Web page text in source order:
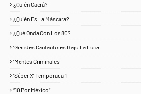
¿Quién Caerá?
¿Quién Es La Máscara?
¿Qué Onda Con Los 80?
‘Grandes Cantautores Bajo La Luna
‘Mentes Criminales
‘Súper X’ Temporada 1
“10 Por México”